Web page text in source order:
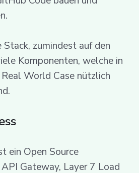
zumindest auf den
Komponenten, welche in
World Case nützlich
ein Open Source
Gateway, Layer 7 Load